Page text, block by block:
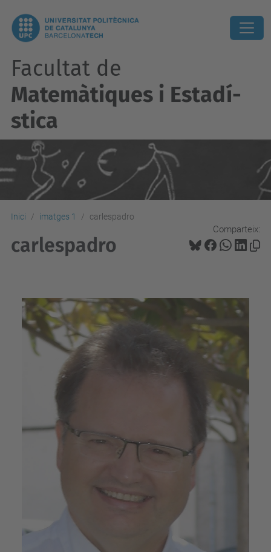
Facultat de
Matemàtiques i Estadí­
stica
Inici imatges 1 carlespadro
Comparteix:
carlespadro